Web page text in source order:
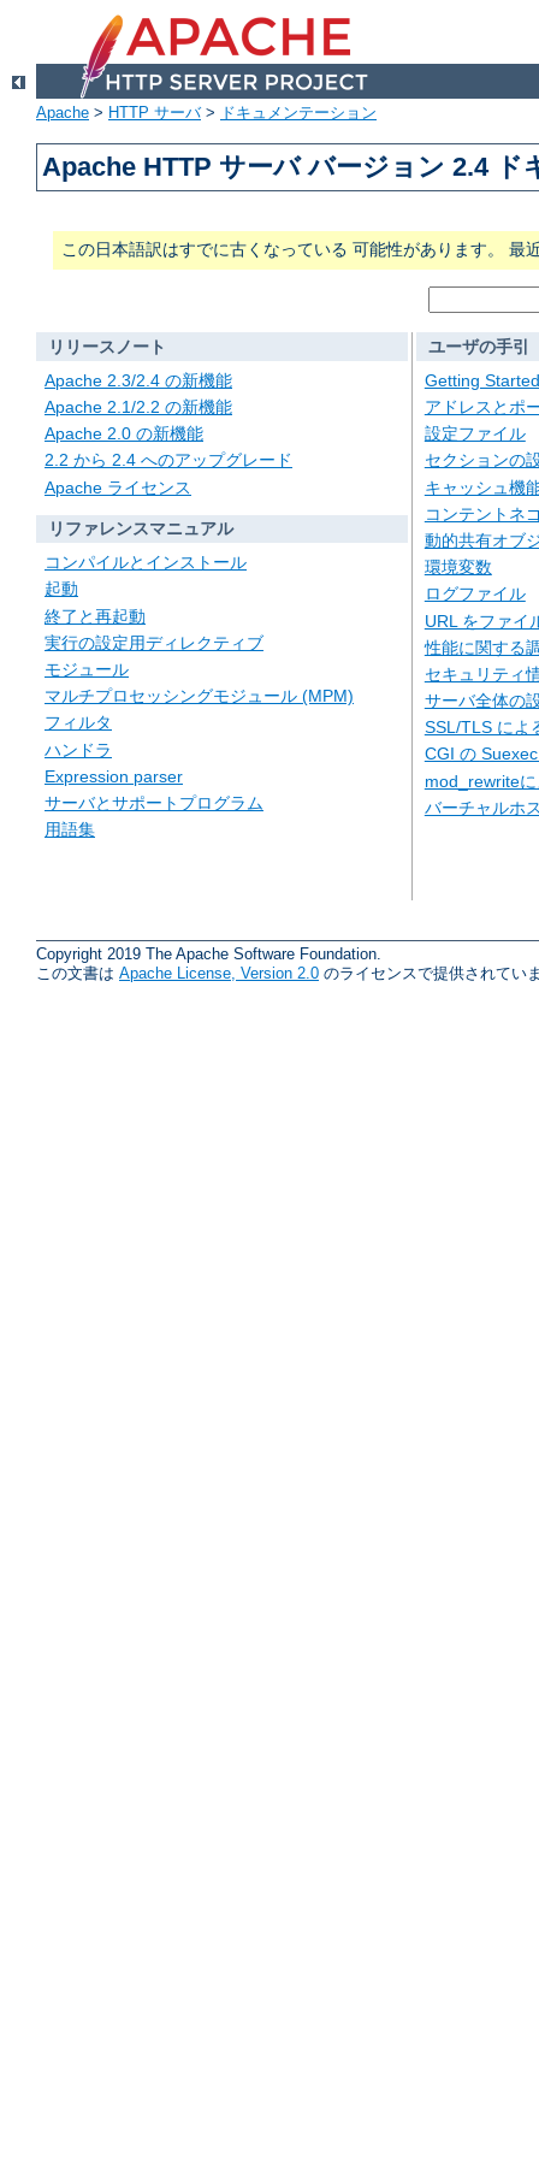
Apache > HTTP サーバ> ドキュメンテーション
Apache HTTP サーバ バージョン 2.4 ド
この日本語訳はすでに古くなっている 可能性があります。 最
リリースノート
Apache 2.3/2.4 の新機能
Apache 2.1/2.2 の新機能
Apache 2.0 の新機能
2.2 から 2.4 へのアップグレード
Apache ライセンス
リファレンスマニュアル
コンパイルとインストール
起動
終了と再起動
実行の設定用ディレクティブ
モジュール
マルチプロセッシングモジュール (MPM)
フィルタ
ハンドラ
Expression parser
サーバとサポートプログラム
用語集
ユーザの手引
Getting Started
アドレスとポ
設定ファイル
セクションの
キャッシュ機
コンテントネ
動的共有オブ
環境変数
ログファイル
URL をファイ
性能に関する
セキュリティ
サーバ全体の
SSL/TLS によ
CGI の
mod_rewrite
バーチャルホ
Copyright 2019 The Apache Software Foundation.
この文書は Apache License, Version 2.0 のライセンスで提供されてい